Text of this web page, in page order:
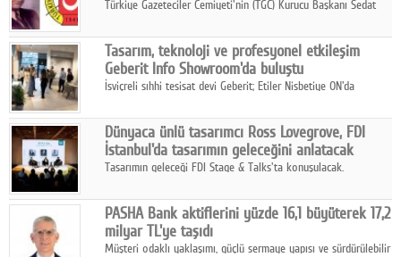
Türkiye Gazeteciler Cemiyeti'nin (TGC) Kurucu Başkanı Sedat
Tasarım, teknoloji ve profesyonel etkileşim
Geberit Info Showroom'da buluştu
İsviçreli sıhhi tesisat devi Geberit; Etiler Nisbetiye ON'da
ortaklığıyla özel bir davete ev sahipliği yaptı.
Dünyaca ünlü tasarımcı Ross Lovegrove, FDI
İstanbul'da tasarımın geleceğini anlatacak
Tasarımın geleceği FDI Stage & Talks'ta konuşulacak.
PASHA Bank aktiflerini yüzde 16,1 büyüterek 17,2
milyar TL'ye taşıdı
Müşteri odaklı yaklaşımı, güçlü sermaye yapısı ve sürdürülebilir